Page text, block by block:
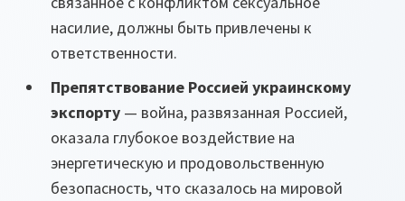
насилие, должны быть привлечены к
ответственности.
Препятствование Россией украинскому
экспорту — война, развязанная Россией,
оказала глубокое воздействие на
энергетическую и продовольственную
безопасность, что сказалось на мировой